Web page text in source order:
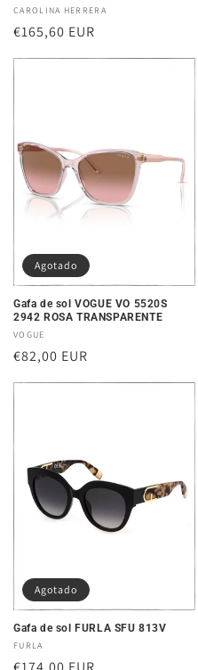
Proveedor:
CAROLINA HERRERA
Precio
€165,60 EUR
Agotado
Gafa de sol VOGUE VO 5520S
2942 ROSA TRANSPARENTE
Proveedor:
VOGUE
Precio
€82,00 EUR
Agotado
Gafa de sol FURLA SFU 813V
Proveedor:
FURLA